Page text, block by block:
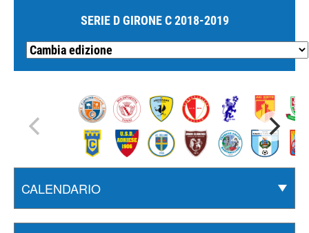
SERIE D GIRONE C 2018-2019